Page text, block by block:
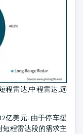
程雷达,中程雷达,远
亿美元. 由于停车援
程雷达段的需求主